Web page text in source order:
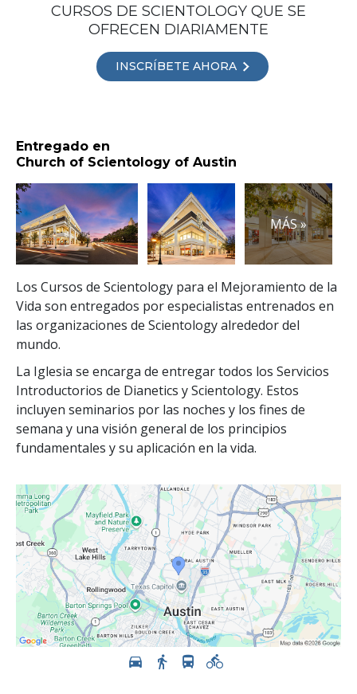
CURSOS DE SCIENTOLOGY QUE SE
OFRECEN DIARIAMENTE
INSCRÍBETE AHORA
Entregado en
Church of Scientology of Austin
MÁS »
Los Cursos de Scientology para el Mejoramiento de la
Vida son entregados por especialistas entrenados en
las organizaciones de Scientology alrededor del
mundo.
La Iglesia se encarga de entregar todos los Servicios
Introductorios de Dianetics y Scientology. Estos
incluyen seminarios por las noches y los fines de
semana y una visión general de los principios
fundamentales y su aplicación en la vida.